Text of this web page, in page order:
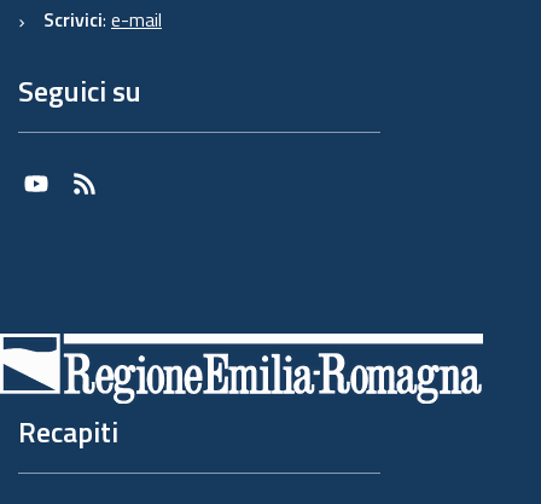
Scrivici: e-mail
Seguici su
Youtube
RSS
Recapiti